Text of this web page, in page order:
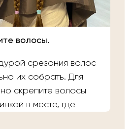
волосы.
срезания волос
их собрать. Для
скрепите волосы
в месте, где